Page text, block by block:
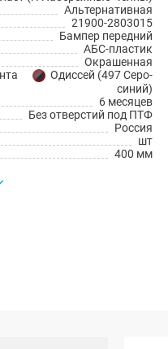
Альтернативная
21900-2803015
Бампер передний
АБС-пластик
Окрашенная
Одиссей (497 Серо-
синий)
6 месяцев
Без отверстий под ПТФ
Россия
шт
400 мм